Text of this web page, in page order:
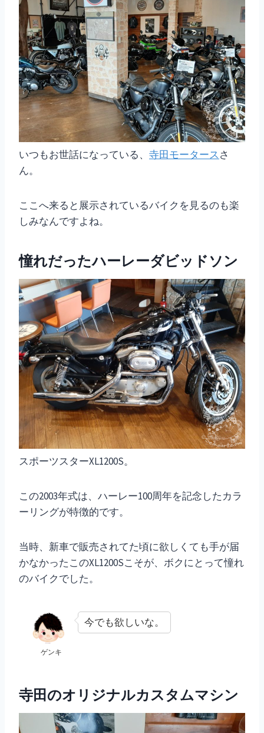
いつもお世話になっている、 寺田モータースさ
ん。
ここへ来ると展示されているバイクを見るのも楽
しみなんですよね。
憧れだったハーレーダビッドソン
スポーツスターXL1200S。
この2003年式は、ハーレー100周年を記念したカラ
ーリングが特徴的です。
当時、新車で販売されてた頃に欲しくても手が届
かなかったこのXL1200Sこそが、ボクにとって憧れ
のバイクでした。
ゲンキ
今でも欲しいな。
寺田のオリジナルカスタムマシン